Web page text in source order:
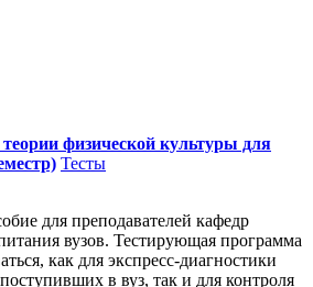
физической культуры для
Тесты
для преподавателей кафедр
вузов. Тестирующая программа
как для экспресс-диагностики
в вуз, так и для контроля